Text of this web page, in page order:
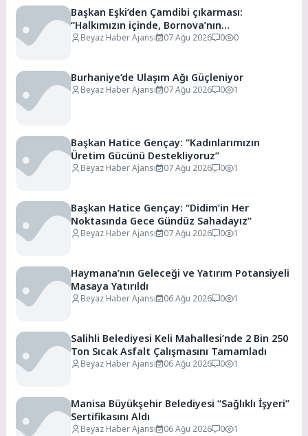
Başkan Eşki’den Çamdibi çıkarması:
“Halkımızın içinde, Bornova’nın
hizmetindeyiz”
Beyaz Haber Ajansı 07 Ağu 2026 0 0
Burhaniye’de Ulaşım Ağı Güçleniyor
Beyaz Haber Ajansı 07 Ağu 2026 0 1
Başkan Hatice Gençay: “Kadınlarımızın
Üretim Gücünü Destekliyoruz”
Beyaz Haber Ajansı 07 Ağu 2026 0 1
Başkan Hatice Gençay: “Didim’in Her
Noktasında Gece Gündüz Sahadayız”
Beyaz Haber Ajansı 07 Ağu 2026 0 1
Haymana’nın Geleceği ve Yatırım Potansiyeli
Masaya Yatırıldı
Beyaz Haber Ajansı 06 Ağu 2026 0 1
Salihli Belediyesi Keli Mahallesi’nde 2 Bin 250
Ton Sıcak Asfalt Çalışmasını Tamamladı
Beyaz Haber Ajansı 06 Ağu 2026 0 1
Manisa Büyükşehir Belediyesi “Sağlıklı İşyeri”
Sertifikasını Aldı
Beyaz Haber Ajansı 06 Ağu 2026 0 1